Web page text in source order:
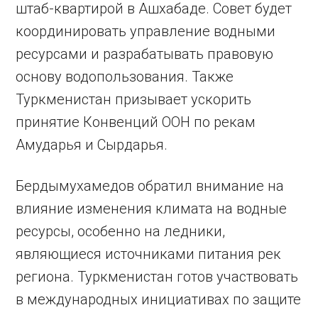
штаб-квартирой в Ашхабаде. Совет будет
координировать управление водными
ресурсами и разрабатывать правовую
основу водопользования. Также
Туркменистан призывает ускорить
принятие Конвенций ООН по рекам
Амударья и Сырдарья.
Бердымухамедов обратил внимание на
влияние изменения климата на водные
ресурсы, особенно на ледники,
являющиеся источниками питания рек
региона. Туркменистан готов участвовать
в международных инициативах по защите